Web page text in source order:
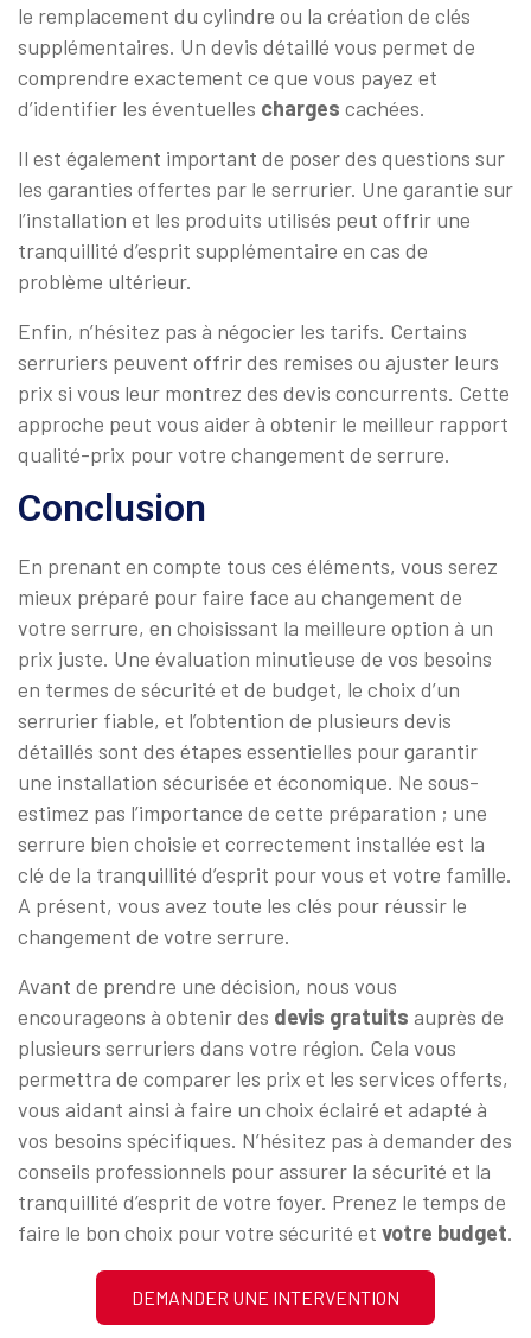
le remplacement du cylindre ou la création de clés
supplémentaires. Un devis détaillé vous permet de
comprendre exactement ce que vous payez et
d’identifier les éventuelles charges cachées.
Il est également important de poser des questions sur
les garanties offertes par le serrurier. Une garantie sur
l’installation et les produits utilisés peut offrir une
tranquillité d’esprit supplémentaire en cas de
problème ultérieur.
Enfin, n’hésitez pas à négocier les tarifs. Certains
serruriers peuvent offrir des remises ou ajuster leurs
prix si vous leur montrez des devis concurrents. Cette
approche peut vous aider à obtenir le meilleur rapport
qualité-prix pour votre changement de serrure.
Conclusion
En prenant en compte tous ces éléments, vous serez
mieux préparé pour faire face au changement de
votre serrure, en choisissant la meilleure option à un
prix juste. Une évaluation minutieuse de vos besoins
en termes de sécurité et de budget, le choix d’un
serrurier fiable, et l’obtention de plusieurs devis
détaillés sont des étapes essentielles pour garantir
une installation sécurisée et économique. Ne sous-
estimez pas l’importance de cette préparation ; une
serrure bien choisie et correctement installée est la
clé de la tranquillité d’esprit pour vous et votre famille.
A présent, vous avez toute les clés pour réussir le
changement de votre serrure.
Avant de prendre une décision, nous vous
encourageons à obtenir des devis gratuits auprès de
plusieurs serruriers dans votre région. Cela vous
permettra de comparer les prix et les services offerts,
vous aidant ainsi à faire un choix éclairé et adapté à
vos besoins spécifiques. N’hésitez pas à demander des
conseils professionnels pour assurer la sécurité et la
tranquillité d’esprit de votre foyer. Prenez le temps de
faire le bon choix pour votre sécurité et votre budget.
DEMANDER UNE INTERVENTION